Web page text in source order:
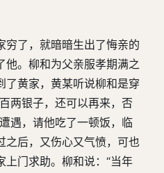
穷了，就暗暗生出了悔亲的
他。柳和为父亲服孝期满之
了黄家，黄某听说柳和是穿
两银子，还可以再来，否
遇，请他吃了一顿饭，临
之后，又伤心又气愤，可也
门求助。柳和说：“当年